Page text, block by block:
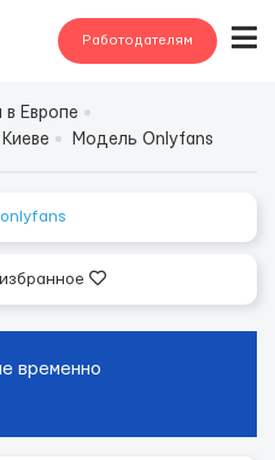
Работодателям
в Европе
Модель Onlyfans
временно